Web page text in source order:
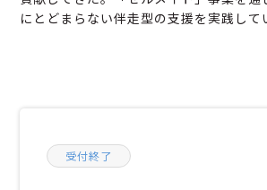
にとどまらない伴走型の支援を実践して
受付終了